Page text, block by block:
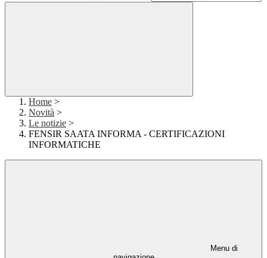
Home >
Novità >
Le notizie >
FENSIR SAATA INFORMA - CERTIFICAZIONI
INFORMATICHE
Menu di